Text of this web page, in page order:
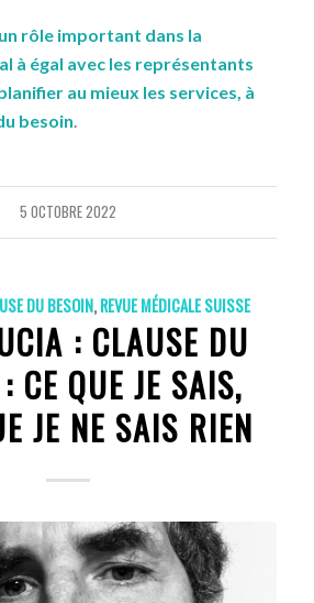
un rôle important dans la
à égal avec les représentants
au mieux les services, à
besoin.
5 OCTOBRE 2022
DU BESOIN,REVUE MÉDICALE SUISSE
: CLAUSE DU
CE QUE JE SAIS,
JE NE SAIS RIEN